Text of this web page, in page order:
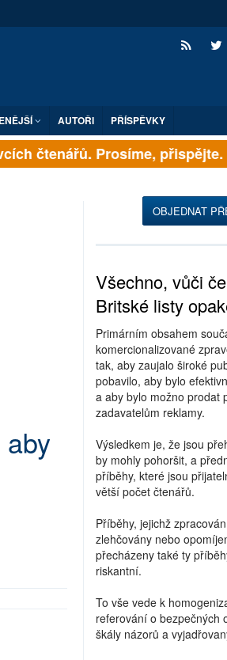
AUTOŘI PŘÍSPĚVKY
čtenářů. Prosíme, přispějte. ➥
OBJEDNAT
Všechno, vůči
Britské listy
Primárním obsahem
komercionalizované
tak, aby zaujalo široké
pobavilo, aby bylo
a aby bylo možno prodat
zadavatelům reklamy.
Výsledkem je, že jsou
by mohly pohoršit, a
příběhy, které jsou
větší počet čtenářů.
Příběhy, jejichž
zlehčovány nebo
přecházeny také ty
riskantní.
To vše vede k
referování o bezpečných
škály názorů a